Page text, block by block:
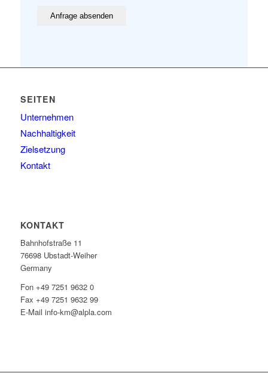
SEITEN
Unternehmen
Nachhaltigkeit
Zielsetzung
Kontakt
KONTAKT
Bahnhofstraße 11
76698 Ubstadt-Weiher
Germany
Fon +49 7251 9632 0
Fax +49 7251 9632 99
E-Mail info-km@alpla.com